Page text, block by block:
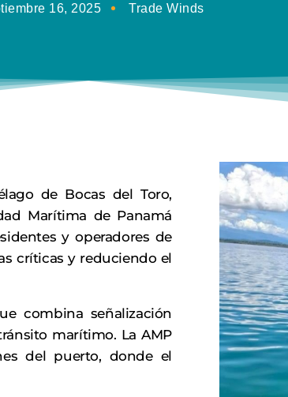
16, 2025 Trade Winds
de Bocas del Toro,
Marítima de Panamá
y operadores de
críticas y reduciendo el
combina señalización
marítimo. La AMP
del puerto, donde el